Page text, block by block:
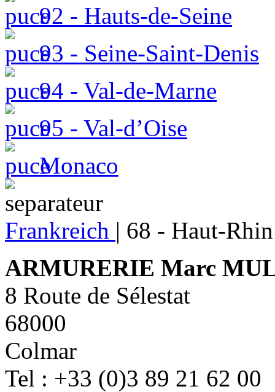
92 - Hauts-de-Seine
93 - Seine-Saint-Denis
94 - Val-de-Marne
95 - Val-d’Oise
Monaco
Frankreich | 68 - Haut-Rhin
ARMURERIE Marc
8 Route de Sélestat
68000
Colmar
Tel : +33 (0)3 89 21 62 00